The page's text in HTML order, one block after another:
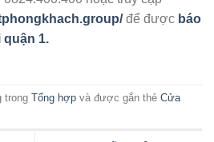
để được báo
1.
trong Tổng hợp và được gắn thẻ Cửa